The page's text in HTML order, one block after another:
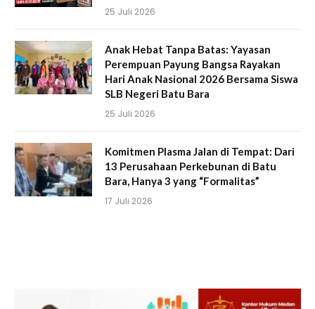
25 Juli 2026
Anak Hebat Tanpa Batas: Yayasan
Perempuan Payung Bangsa Rayakan
Hari Anak Nasional 2026 Bersama Siswa
SLB Negeri Batu Bara
25 Juli 2026
Komitmen Plasma Jalan di Tempat: Dari
13 Perusahaan Perkebunan di Batu
Bara, Hanya 3 yang “Formalitas”
17 Juli 2026